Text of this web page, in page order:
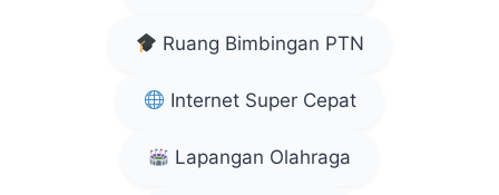
Ruang Bimbingan PTN
Internet Super Cepat
Lapangan Olahraga